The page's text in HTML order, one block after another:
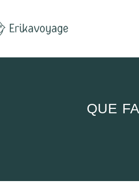
QUE